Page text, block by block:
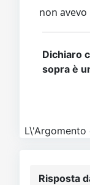
non
Dichiaro
sopra è
Risposta